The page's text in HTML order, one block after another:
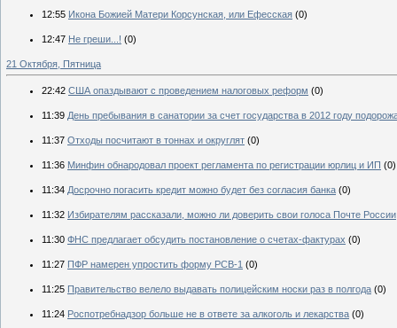
12:55 Икона Божией Матери Корсунская, или Ефесская (0)
12:47 Не греши...! (0)
21 Октября, Пятница
22:42 США опаздывают с проведением налоговых реформ (0)
11:39 День пребывания в санатории за счет государства в 2012 году
11:37 Отходы посчитают в тоннах и округлят (0)
11:36 Минфин обнародовал проект регламента по регистрации юрлиц и ИП (0)
11:34 Досрочно погасить кредит можно будет без согласия банка (0)
11:32 Избирателям рассказали, можно ли доверить свои голоса Почте России
11:30 ФНС предлагает обсудить постановление о счетах-фактурах (0)
11:27 ПФР намерен упростить форму РСВ-1 (0)
11:25 Правительство велело выдавать полицейским носки раз в полгода (0)
11:24 Роспотребнадзор больше не в ответе за алкоголь и лекарства (0)